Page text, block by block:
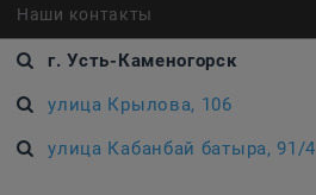
Наши контакты
г. Усть-Каменогорск
улица Крылова, 106
улица Кабанбай батыра, 91/4